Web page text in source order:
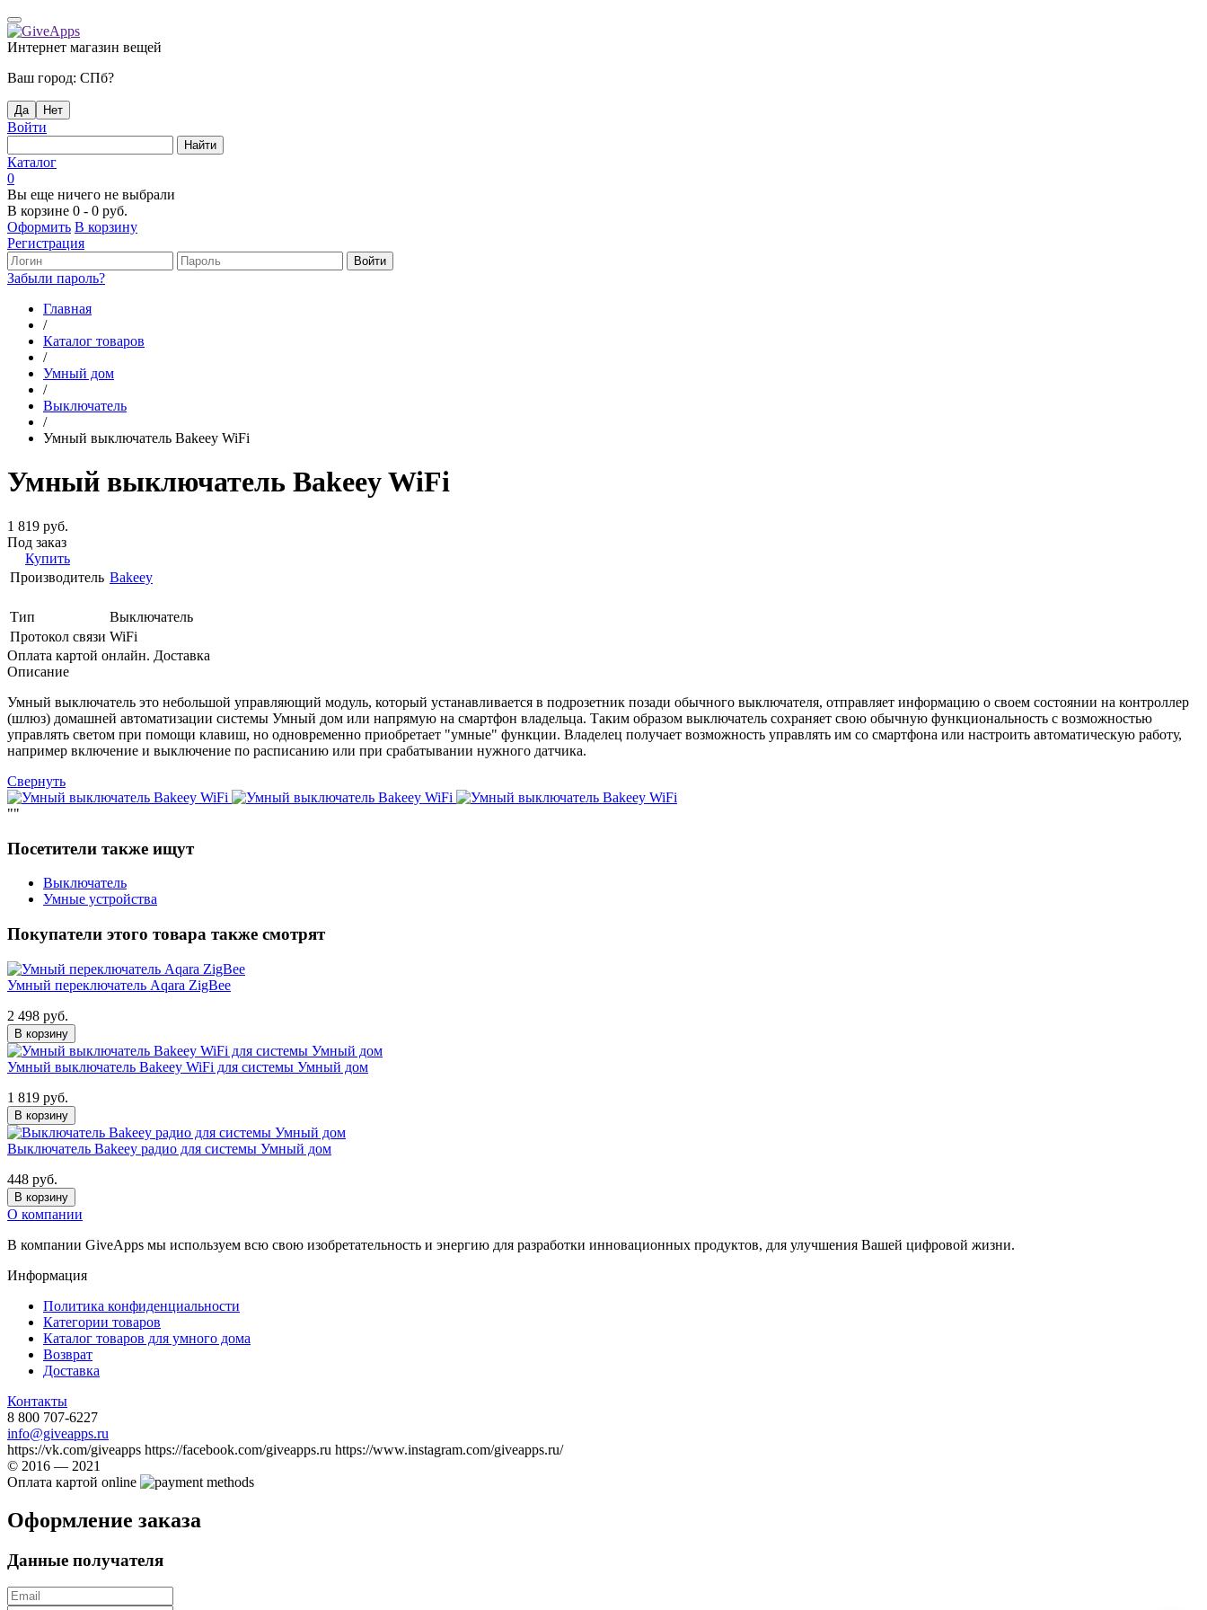
Интернет магазин вещей
Ваш город: СПб?
Да Нет
Войти
Каталог
0
Вы еще ничего не выбрали
В корзине 0 - 0 руб.
Оформить В корзину
Регистрация
Забыли пароль?
Главная
/
Каталог товаров
/
Умный дом
/
Выключатель
/
Умный выключатель Bakeey WiFi
Умный выключатель Bakeey WiFi
1 819 руб.
Под заказ
Купить
Производитель Bakeey
Тип
Выключатель
Протокол связи WiFi
Оплата картой онлайн. Доставка
Описание
Умный выключатель это небольшой управляющий модуль, который устанавливается в подрозетник позади обычного выключателя, отправляет информацию о своем состоянии на контроллер
(шлюз) домашней автоматизации системы Умный дом или напрямую на смартфон владельца. Таким образом выключатель сохраняет свою обычную функциональность с возможностью
управлять светом при помощи клавиш, но одновременно приобретает "умные" функции. Владелец получает возможность управлять им со смартфона или настроить автоматическую работу,
например включение и выключение по расписанию или при срабатывании нужного датчика.
Свернуть
""
Посетители также ищут
Выключатель
Умные устройства
Покупатели этого товара также смотрят
Умный переключатель Aqara ZigBee
2 498 руб.
В корзину
Умный выключатель Bakeey WiFi для системы Умный дом
1 819 руб.
В корзину
Выключатель Bakeey радио для системы Умный дом
448 руб.
В корзину
О компании
В компании GiveApps мы используем всю свою изобретательность и энергию для разработки инновационных продуктов, для улучшения Вашей цифровой жизни.
Информация
Политика конфиденциальности
Категории товаров
Каталог товаров для умного дома
Возврат
Доставка
Контакты
8 800 707-6227
info@giveapps.ru
https://vk.com/giveapps https://facebook.com/giveapps.ru https://www.instagram.com/giveapps.ru/
© 2016 — 2021
Оплата картой online
Оформление заказа
Данные получателя